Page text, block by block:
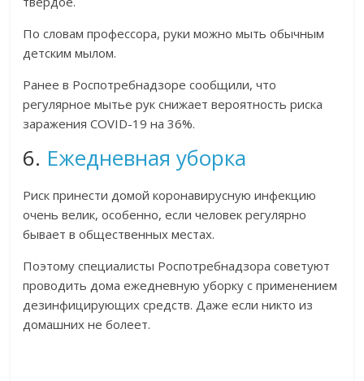
По словам профессора, руки можно мыть обычным
детским мылом.
Ранее в Роспотребнадзоре сообщили, что
регулярное мытье рук снижает вероятность риска
заражения COVID-19 на 36%.
6. Ежедневная уборка
Риск принести домой коронавирусную инфекцию
очень велик, особенно, если человек регулярно
бывает в общественных местах.
Поэтому специалисты Роспотребнадзора советуют
проводить дома ежедневную уборку с применением
дезинфицирующих средств. Даже если никто из
домашних не болеет.